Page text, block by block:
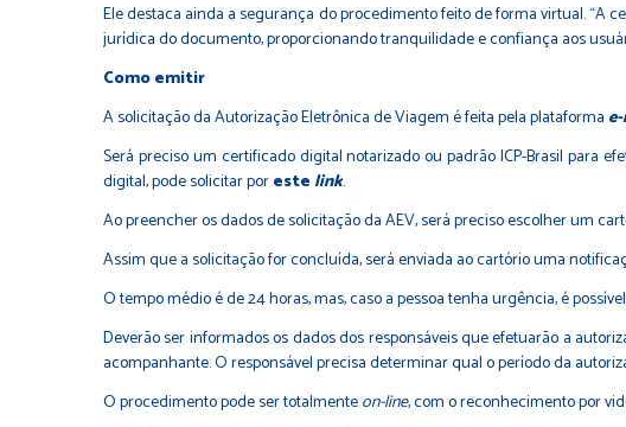
Ele destaca ainda a segurança do procedimento feito de forma virtual. “A
jurídica do documento, proporcionando tranquilidade e confiança aos
Como emitir
A solicitação da Autorização Eletrônica de Viagem é feita pela plataforma
Será preciso um certificado digital notarizado ou padrão ICP-Brasil para
digital, pode solicitar poreste link.
Ao preencher os dados de solicitação da AEV, será preciso escolher um
Assim que a solicitação for concluída, será enviada ao cartório uma
O tempo médio é de 24 horas, mas, caso a pessoa tenha urgência, é
Deverão ser informados os dados dos responsáveis que efetuarão a
acompanhante. O responsável precisa determinar qual o período da
O procedimento pode ser totalmenteon-line, com o reconhecimento por